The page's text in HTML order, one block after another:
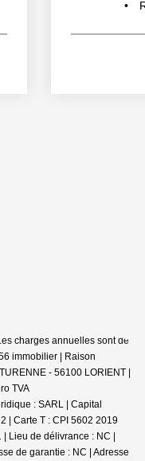
charges annuelles sont de
immobilier | Raison
- 56100 LORIENT |
TVA
: SARL | Capital
| Carte T : CPI 5602 2019
Lieu de délivrance : NC |
de garantie : NC | Adresse